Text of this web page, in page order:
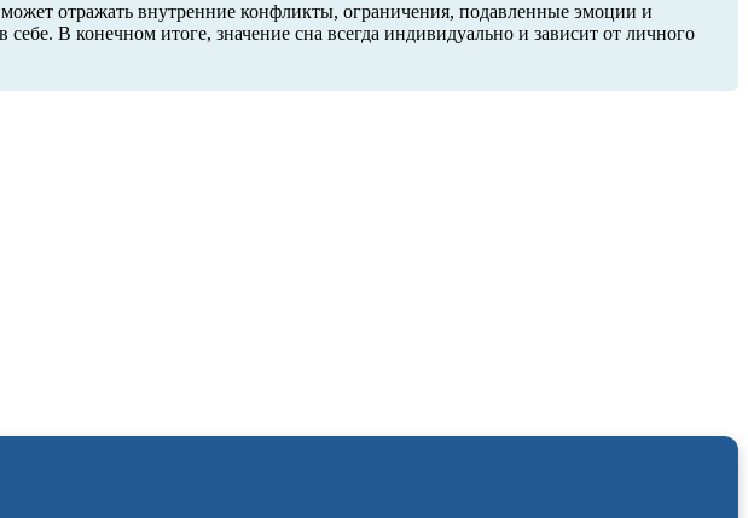
отражать внутренние конфликты, ограничения, подавленные эмоции и
В конечном итоге, значение сна всегда индивидуально и зависит от личного